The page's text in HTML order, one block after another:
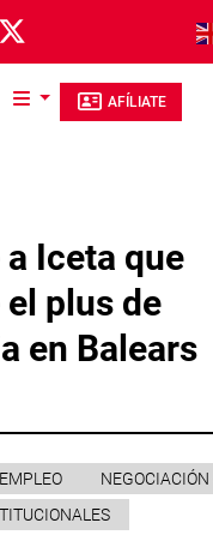
AFÍLIATE
a Iceta que
plus de
en Balears
EMPLEO
NEGOCIACIÓN